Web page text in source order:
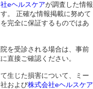
eヘルスケアが調査した情報
。 正確な情報掲載に努めて
完全に保証するものではあ
を受診される場合は、事前
直接ご確認ください。
生じた損害について、ミー
および株式会社eヘルスケア